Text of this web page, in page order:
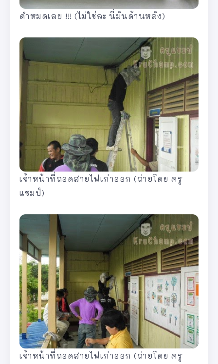
ดำหมดเลย !!! (ไม่ใช่ละ นี่มันด้านหลัง)
เจ้าหน้าที่ถอดสายไฟเก่าออก (ถ่ายโดย ครู
แชมป์)
เจ้าหน้าที่ถอดสายไฟเก่าออก (ถ่ายโดย ครู